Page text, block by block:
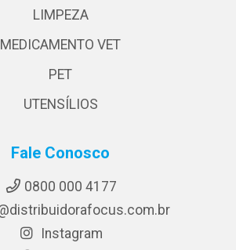
LIMPEZA
MEDICAMENTO VET
PET
UTENSÍLIOS
Fale Conosco
0800 000 4177
Instagram